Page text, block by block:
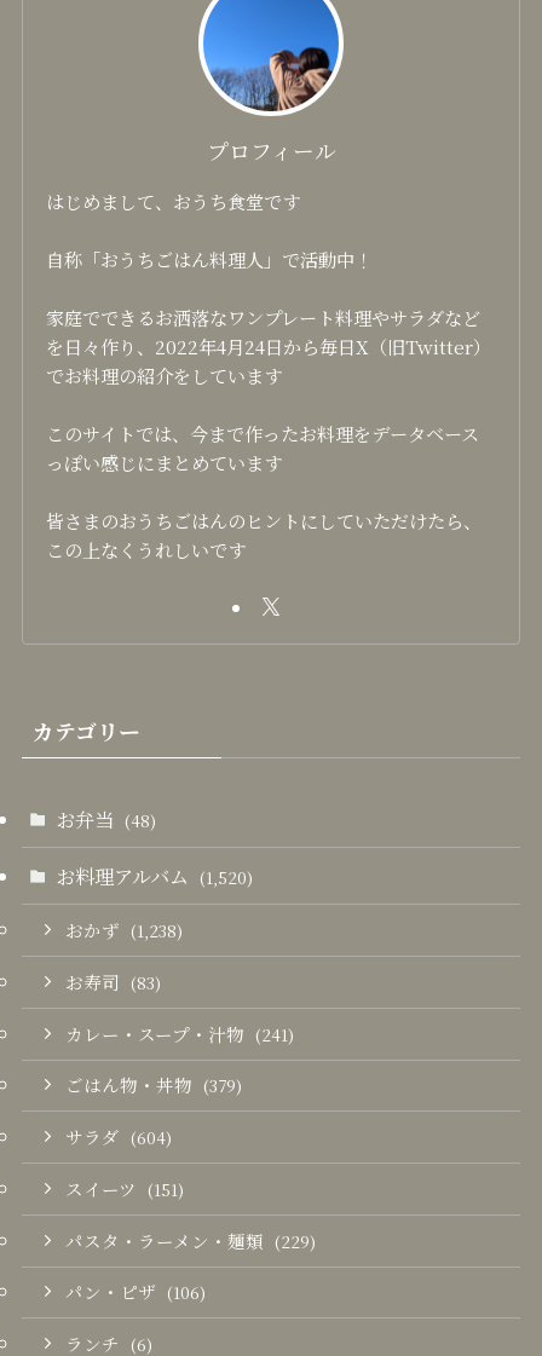
プロフィール
はじめまして、おうち食堂です
自称「おうちごはん料理人」で活動中！
家庭でできるお洒落なワンプレート料理やサラダなど
を日々作り、2022年4月24日から毎日X（旧Twitter）
でお料理の紹介をしています
このサイトでは、今まで作ったお料理をデータベース
っぽい感じにまとめています
皆さまのおうちごはんのヒントにしていただけたら、
この上なくうれしいです
カテゴリー
お弁当 (48)
お料理アルバム (1,520)
おかず (1,238)
お寿司 (83)
カレー・スープ・汁物 (241)
ごはん物・丼物 (379)
サラダ (604)
スイーツ (151)
パスタ・ラーメン・麺類 (229)
パン・ピザ (106)
ランチ (6)